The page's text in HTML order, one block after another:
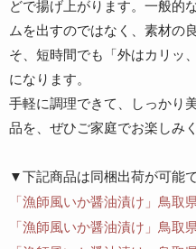
どで揚げ上がります。一般的
ムを出すのではなく、素材の
そ、短時間でも「外はカリッ
になります。
手軽に調理できて、しっかり
品を、ぜひご家庭でお楽しみ
▼下記商品は同梱出荷が可能
「漁師風いか醤油漬け」鳥取
「漁師風いか醤油漬け」鳥取